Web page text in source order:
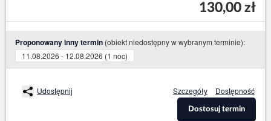
130,00 zł
Proponowany inny termin (obiekt niedostępny w wybranym terminie):
11.08.2026 - 12.08.2026 (1 noc)
Udostępnij Szczegóły Dostępność
Dostosuj termin